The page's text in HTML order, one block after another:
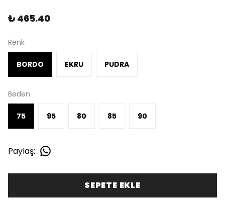
₺ 465.40
Renk
BORDO EKRU PUDRA
Beden
75 95 80 85 90
Paylaş:
SEPETE EKLE